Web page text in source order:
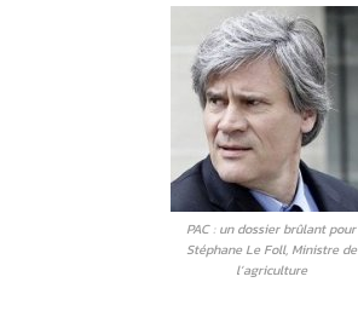
PAC : un dossier brûlant pour
Stéphane Le Foll, Ministre de
l’agriculture